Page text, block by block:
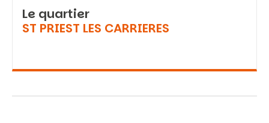
Le quartier
ST PRIEST LES CARRIERES